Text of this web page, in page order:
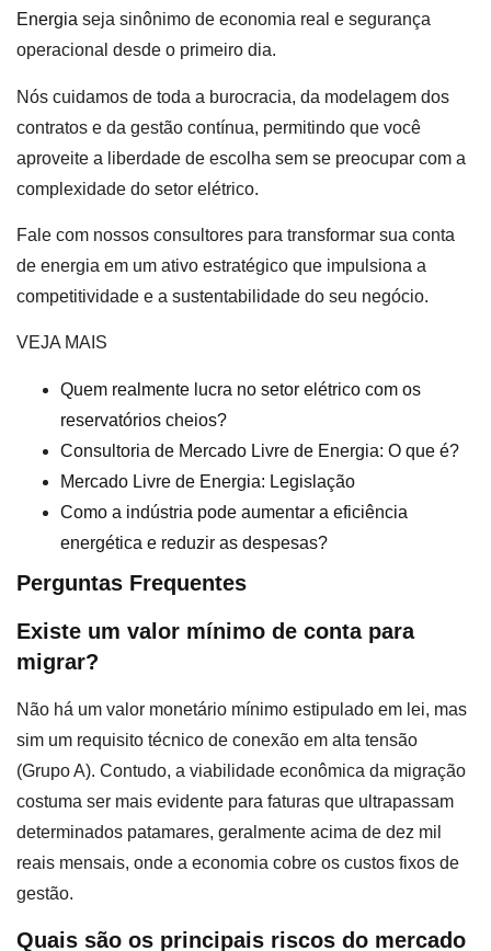
Energia seja sinônimo de economia real e segurança
operacional desde o primeiro dia.
Nós cuidamos de toda a burocracia, da modelagem dos
contratos e da gestão contínua, permitindo que você
aproveite a liberdade de escolha sem se preocupar com a
complexidade do setor elétrico.
Fale com nossos consultores para transformar sua conta
de energia em um ativo estratégico que impulsiona a
competitividade e a sustentabilidade do seu negócio.
VEJA MAIS
Quem realmente lucra no setor elétrico com os
reservatórios cheios?
Consultoria de Mercado Livre de Energia: O que é?
Mercado Livre de Energia: Legislação
Como a indústria pode aumentar a eficiência
energética e reduzir as despesas?
Perguntas Frequentes
Existe um valor mínimo de conta para
migrar?
Não há um valor monetário mínimo estipulado em lei, mas
sim um requisito técnico de conexão em alta tensão
(Grupo A). Contudo, a viabilidade econômica da migração
costuma ser mais evidente para faturas que ultrapassam
determinados patamares, geralmente acima de dez mil
reais mensais, onde a economia cobre os custos fixos de
gestão.
Quais são os principais riscos do mercado